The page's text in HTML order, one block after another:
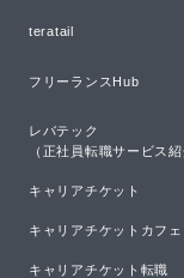
teratail
フリーランスHub
レバテック
（正社員転職サービス紹
キャリアチケット
キャリアチケットカフェ
キャリアチケット転職